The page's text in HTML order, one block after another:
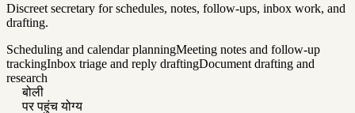
Discreet secretary for schedules, notes, follow-ups, inbox work, and
drafting.
Scheduling and calendar planningMeeting notes and follow-up
trackingInbox triage and reply draftingDocument drafting and
research
बोली
पर पहुंच योग्य